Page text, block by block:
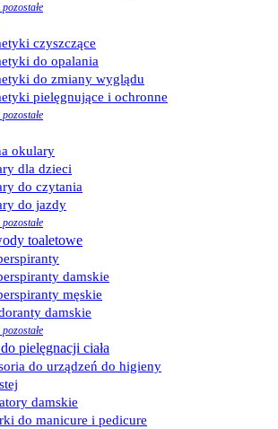
czyszczące
do opalania
do zmiany wyglądu
pielęgnujące i ochronne
okulary
dla dzieci
do czytania
do jazdy
toaletowe
damskie
męskie
damskie
pielęgnacji ciała
do urządzeń do higieny
damskie
do manicure i pedicure